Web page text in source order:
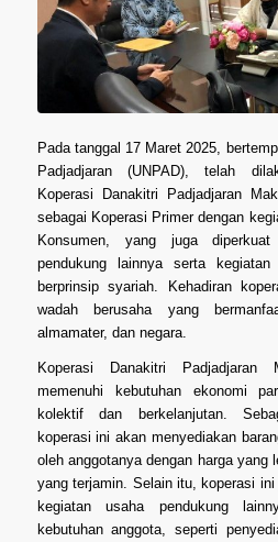
Pada tanggal 17 Maret 2025,
Padjadjaran (UNPAD), telah
Koperasi Danakitri Padjadjaran
sebagai Koperasi Primer dengan
Konsumen, yang juga
pendukung lainnya serta
berprinsip syariah. Kehadiran
wadah berusaha yang
almamater, dan negara.
Koperasi Danakitri Padjadjaran
memenuhi kebutuhan ekonomi
kolektif dan berkelanjutan.
koperasi ini akan menyediakan
oleh anggotanya dengan harga yang
yang terjamin. Selain itu, koperasi
kegiatan usaha pendukung
kebutuhan anggota, seperti